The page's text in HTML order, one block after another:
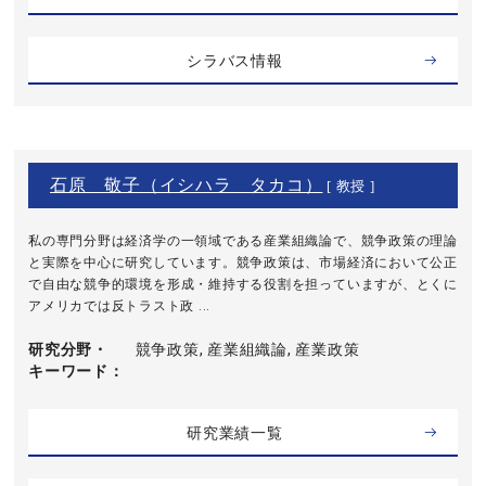
シラバス情報
石原 敬子（イシハラ タカコ） [ 教授 ]
私の専門分野は経済学の一領域である産業組織論で、競争政策の理論
と実際を中心に研究しています。競争政策は、市場経済において公正
で自由な競争的環境を形成・維持する役割を担っていますが、とくに
アメリカでは反トラスト政 ...
研究分野・
キーワード
競争政策, 産業組織論, 産業政策
研究業績一覧